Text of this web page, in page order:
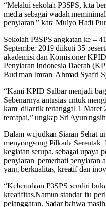
“Melalui sekolah P3SPS, kita
media sebagai wadah
penyiaran,” kata Mulyo Hadi
Sekolah P3SPS angkatan ke –
September 2019 diikuti 35
akademisi dan Komisioner
Penyiaran Indonesia Daerah
Budiman Imran, Ahmad Syafri
“Kami KPID Sulbar menjadi
Sebenarnya antusias untuk
kami dilantik tertanggal 1 Maret
tercapai,” ungkap Sri
Dalam wujudkan Siaran Sehat
menyongsong Pilkada
kegiatan serupa, sebagai upaya
penyiaran, pemerhati penyiaran
yang berkualitas, kreatif dan
“Keberadaan P3SPS sendiri
kreatifitas.Namun standar itu
pelanggaran. Sadar bahwa